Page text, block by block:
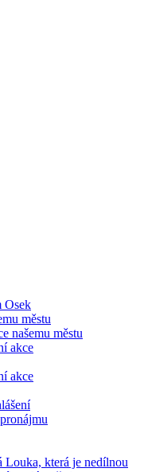
Osek
městu
našemu městu
akce
akce
Louka, která je nedílnou